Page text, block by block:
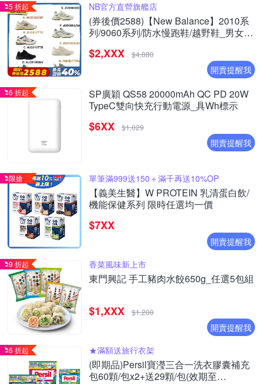
5 折起 NB官方直營旗艦店
(券後價2588)【New Balance】2010系
列/9060系列/防水慢跑鞋/越野鞋_男女_8
$2,XXX $4,880
開賣提醒我
6 折起
SP廣穎 QS58 20000mAh QC PD 20W
TypeC雙向快充行動電源_具Wh標示
$6XX $1,029
開賣提醒我
限搶 單筆滿999送150＋滿千再送10%OP
【義美生醫】W PROTEIN 乳清蛋白飲/
機能保健系列 限時任選均一價
$7XX
開賣提醒我
9 折起 香菜風味新上市
東門興記 手工豬肉水餃650g_任選5包組
$1,XXX $1,200
開賣提醒我
6 折起 ★滿額送旅行衣架
(即期品)Persil寶瀅三合一洗衣膠囊補充
包60顆/包x2+送29顆/包(效期至